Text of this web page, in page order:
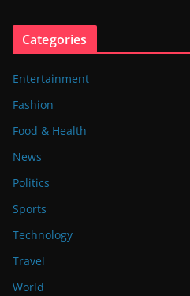
Categories
Entertainment
Fashion
Food & Health
News
Politics
Sports
Technology
Travel
World